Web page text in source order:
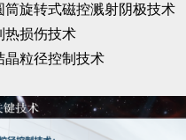
旋转式磁控溅射阴极技术
损伤技术
粒径控制技术